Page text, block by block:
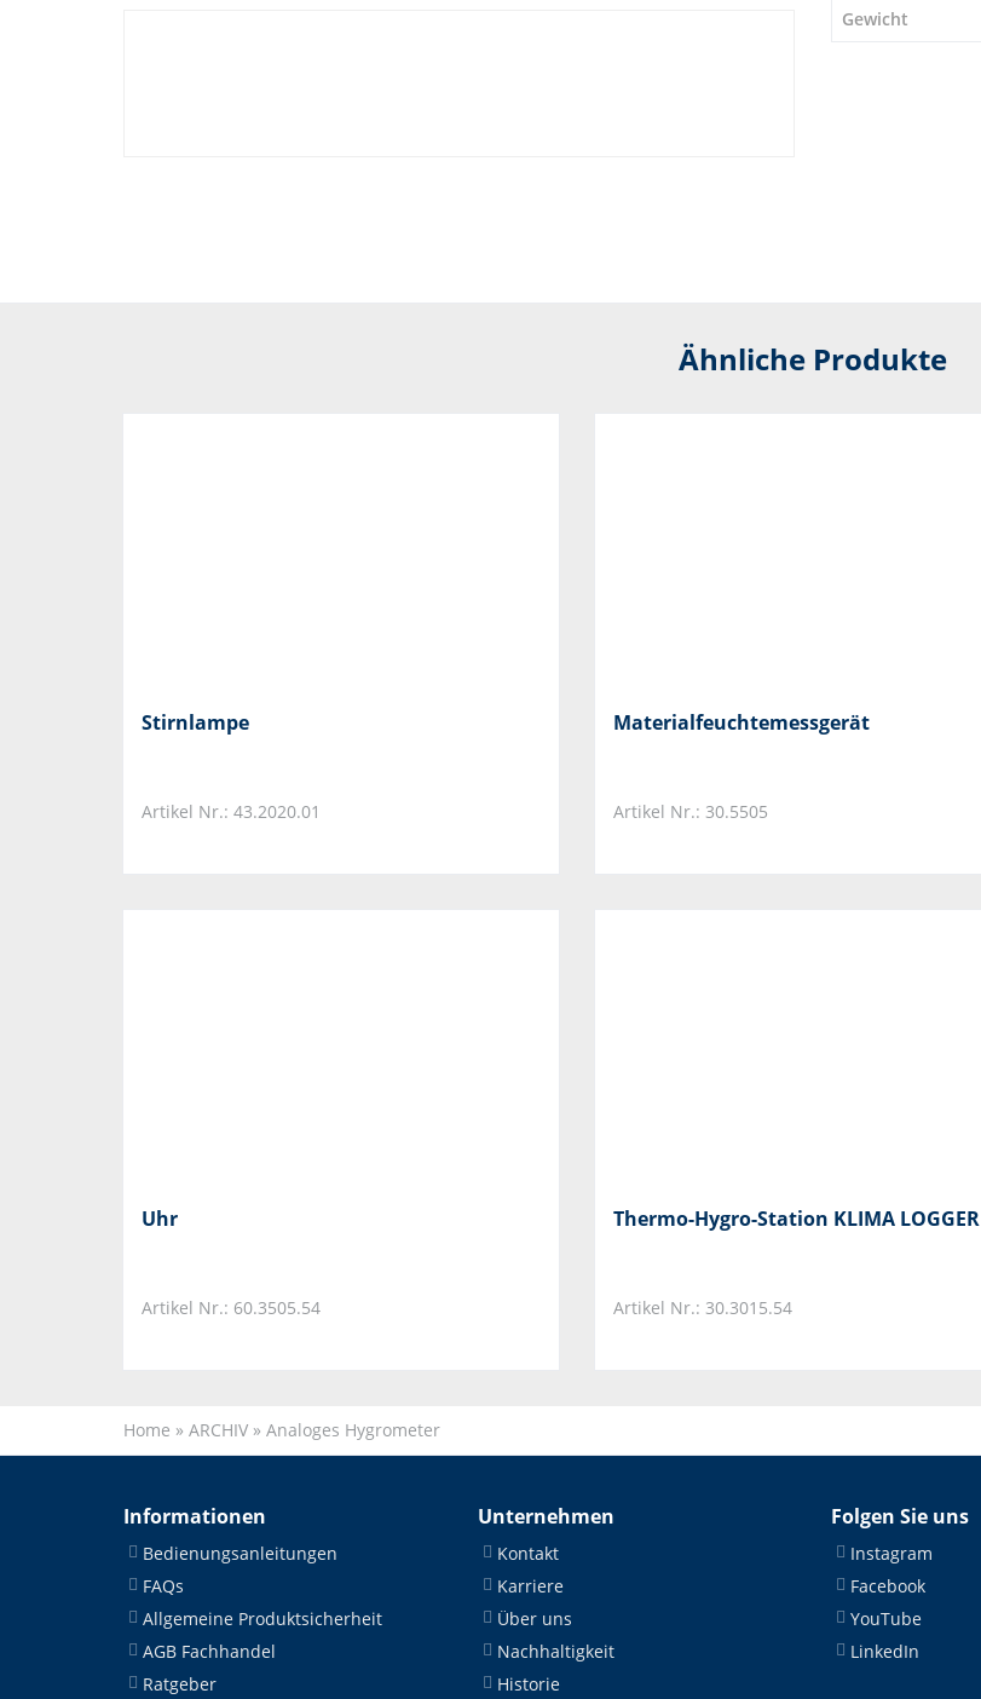
Gewicht
Ähnliche Produkte
Stirnlampe
Artikel Nr.: 43.2020.01
Materialfeuchtemessgerät
Artikel Nr.: 30.5505
Uhr
Artikel Nr.: 60.3505.54
Thermo-Hygro-Station KLIMA LOGGER
Artikel Nr.: 30.3015.54
Home » ARCHIV » Analoges Hygrometer
Informationen
Bedienungsanleitungen
FAQs
Allgemeine Produktsicherheit
AGB Fachhandel
Ratgeber
Unternehmen
Kontakt
Karriere
Über uns
Nachhaltigkeit
Historie
Folgen Sie uns
Instagram
Facebook
YouTube
LinkedIn